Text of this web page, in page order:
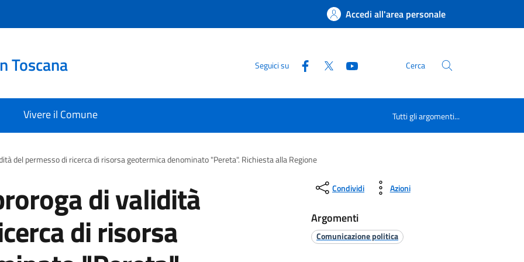
Accedi all'area personale
Toscana Seguici su Cerca
Vivere il Comune Tutti gli argomenti...
del permesso di ricerca di risorsa geotermica denominato "Pereta". Richiesta alla Regione
di validità
di risorsa
Condividi Azioni
Argomenti
Comunicazione politica